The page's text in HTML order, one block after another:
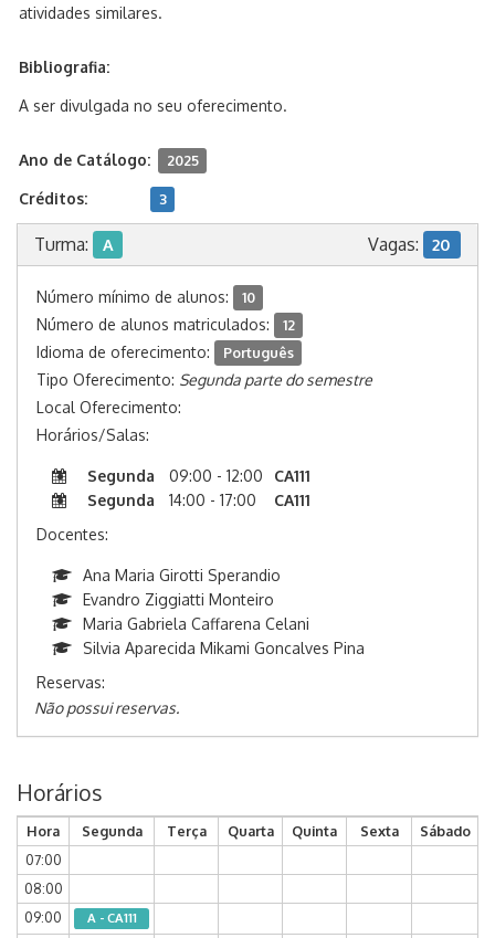
atividades similares.
Bibliografia:
A ser divulgada no seu oferecimento.
Ano de Catálogo: 2025
Créditos: 3
Turma: A Vagas: 20
Número mínimo de alunos: 10
Número de alunos matriculados: 12
Idioma de oferecimento: Português
Tipo Oferecimento: Segunda parte do semestre
Local Oferecimento:
Horários/Salas:
Segunda 09:00 - 12:00
CA111
Segunda
14:00 - 17:00
CA111
Docentes:
Ana Maria Girotti Sperandio
Evandro Ziggiatti Monteiro
Maria Gabriela Caffarena Celani
Silvia Aparecida Mikami Goncalves Pina
Reservas:
Não possui reservas.
Horários
Hora Segunda Terça Quarta Quinta Sexta
Sábado
07:00
08:00
09:00
A - CA111